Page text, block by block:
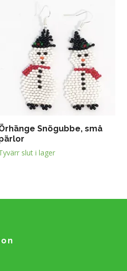
Snögubbe, små
slut i lager